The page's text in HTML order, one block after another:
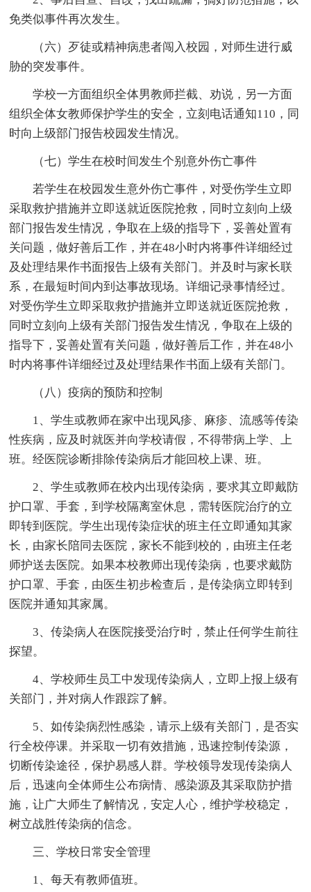
免类似事件再次发生。
（六）歹徒或精神病患者闯入校园，对师生进行威
胁的突发事件。
学校一方面组织全体男教师拦截、劝说，另一方面
组织全体女教师保护学生的安全，立刻电话通知110，同
时向上级部门报告校园发生情况。
（七）学生在校时间发生个别意外伤亡事件
若学生在校园发生意外伤亡事件，对受伤学生立即
采取救护措施并立即送就近医院抢救，同时立刻向上级
部门报告发生情况，争取在上级的指导下，妥善处置有
关问题，做好善后工作，并在48小时内将事件详细经过
及处理结果作书面报告上级有关部门。并及时与家长联
系，在最短时间内到达事故现场。详细记录事情经过。
对受伤学生立即采取救护措施并立即送就近医院抢救，
同时立刻向上级有关部门报告发生情况，争取在上级的
指导下，妥善处置有关问题，做好善后工作，并在48小
时内将事件详细经过及处理结果作书面上级有关部门。
（八）疫病的预防和控制
1、学生或教师在家中出现风疹、麻疹、流感等传染
性疾病，应及时就医并向学校请假，不得带病上学、上
班。经医院诊断排除传染病后才能回校上课、班。
2、学生或教师在校内出现传染病，要求其立即戴防
护口罩、手套，到学校隔离室休息，需转医院治疗的立
即转到医院。学生出现传染症状的班主任立即通知其家
长，由家长陪同去医院，家长不能到校的，由班主任老
师护送去医院。如果本校教师出现传染病，也要求戴防
护口罩、手套，由医生初步检查后，是传染病立即转到
医院并通知其家属。
3、传染病人在医院接受治疗时，禁止任何学生前往
探望。
4、学校师生员工中发现传染病人，立即上报上级有
关部门，并对病人作跟踪了解。
5、如传染病烈性感染，请示上级有关部门，是否实
行全校停课。并采取一切有效措施，迅速控制传染源，
切断传染途径，保护易感人群。学校领导发现传染病人
后，迅速向全体师生公布病情、感染源及其采取防护措
施，让广大师生了解情况，安定人心，维护学校稳定，
树立战胜传染病的信念。
三、学校日常安全管理
1、每天有教师值班。